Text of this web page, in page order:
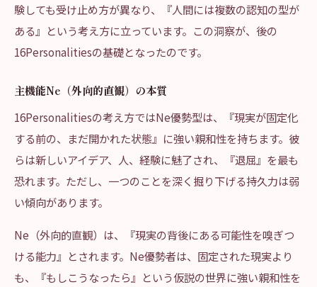
験しても受け止め方が異なり、『人間には複数の認知の型が
ある』という考え方に立っています。この洞察が、後の
16Personalitiesの基礎となったのです。
主機能Ne（外向的直観）の本質
16Personalitiesの考え方ではNe優勢型は、『現実が固定化
する前の、まだ開かれた状態』に強い親和性を持ちます。彼
らは新しいアイデア、人、経験に魅了され、『退屈』を最も
恐れます。ただし、一つのことを深く掘り下げる持久力は弱
い傾向があります。
Ne（外向的直観）は、『現実の背後にある可能性を嗅ぎつ
ける能力』とされます。Ne優勢者は、固定された現実より
も、『もしこうなったら』という仮説の世界に強い親和性を